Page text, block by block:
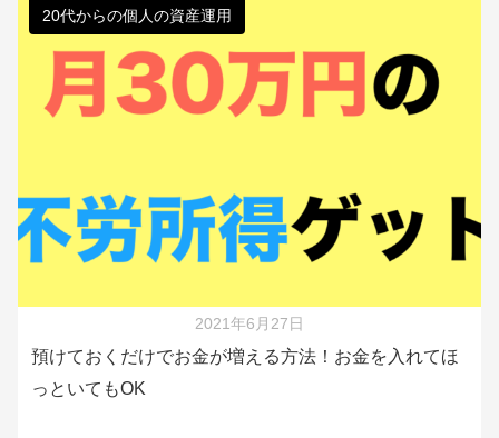
20代からの個人の資産運用
2021年6月27日
預けておくだけでお金が増える方法！お金を入れてほ
っといてもOK